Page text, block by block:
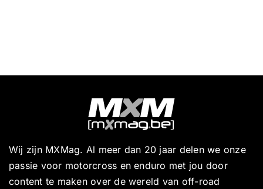
Wij zijn MXMag. Al meer dan 20 jaar delen we onze
passie voor motorcross en enduro met jou door
content te maken over de wereld van off-road